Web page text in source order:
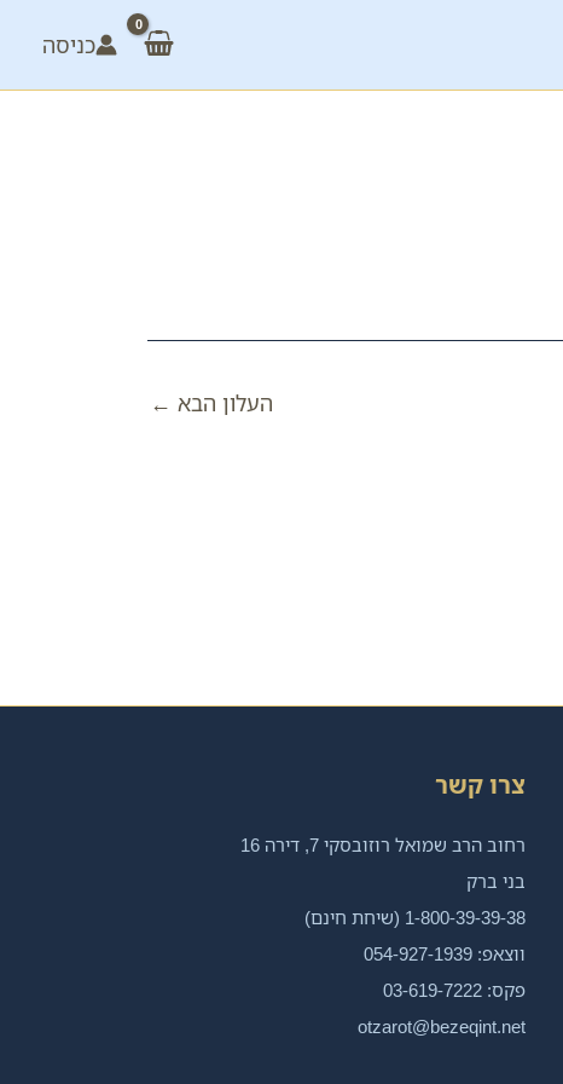
כניסה
העלון הבא ←
צרו קשר
רחוב הרב שמואל רוזובסקי 7, דירה 16
בני ברק
1-800-39-39-38 (שיחת חינם)
ווצאפ: 054-927-1939
פקס: 03-619-7222
otzarot@bezeqint.net